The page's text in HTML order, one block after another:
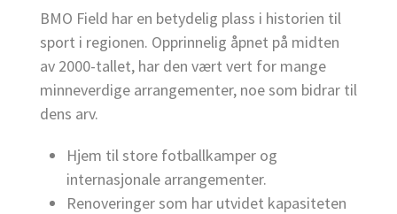
BMO Field har en betydelig plass i historien til
sport i regionen. Opprinnelig åpnet på midten
av 2000-tallet, har den vært vert for mange
minneverdige arrangementer, noe som bidrar til
dens arv.
Hjem til store fotballkamper og
internasjonale arrangementer.
Renoveringer som har utvidet kapasiteten